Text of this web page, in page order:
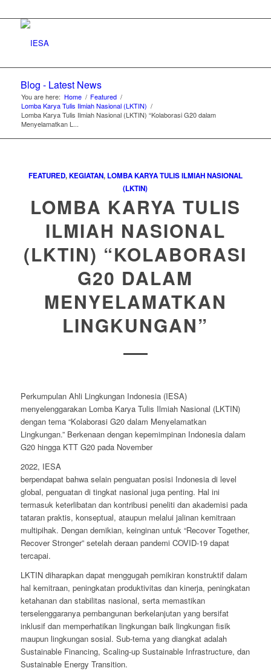
Blog - Latest News
You are here: Home / Featured /
Lomba Karya Tulis Ilmiah Nasional (LKTIN) /
Lomba Karya Tulis Ilmiah Nasional (LKTIN) “Kolaborasi G20 dalam
Menyelamatkan L...
FEATURED,KEGIATAN, LOMBA KARYA TULIS ILMIAH NASIONAL
(LKTIN)
LOMBA KARYA TULIS
ILMIAH NASIONAL
(LKTIN) “KOLABORASI
G20 DALAM
MENYELAMATKAN
LINGKUNGAN”
Perkumpulan Ahli Lingkungan Indonesia (IESA)
menyelenggarakan Lomba Karya Tulis Ilmiah Nasional (LKTIN)
dengan tema “Kolaborasi G20 dalam Menyelamatkan
Lingkungan.” Berkenaan dengan kepemimpinan Indonesia dalam
G20 hingga KTT G20 pada November
2022, IESA
berpendapat bahwa selain penguatan posisi Indonesia di level
global, penguatan di tingkat nasional juga penting. Hal ini
termasuk keterlibatan dan kontribusi peneliti dan akademisi pada
tataran praktis, konseptual, ataupun melalui jalinan kemitraan
multipihak. Dengan demikian, keinginan untuk “Recover Together,
Recover Stronger” setelah deraan pandemi COVID-19 dapat
tercapai.
LKTIN diharapkan dapat menggugah pemikiran konstruktif dalam
hal kemitraan, peningkatan produktivitas dan kinerja, peningkatan
ketahanan dan stabilitas nasional, serta memastikan
terselenggaranya pembangunan berkelanjutan yang bersifat
inklusif dan memperhatikan lingkungan baik lingkungan fisik
maupun lingkungan sosial. Sub-tema yang diangkat adalah
Sustainable Financing, Scaling-up Sustainable Infrastructure, dan
Sustainable Energy Transition.